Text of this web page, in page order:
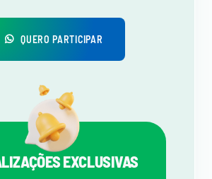
QUERO PARTICIPAR
EXCLUSIVAS